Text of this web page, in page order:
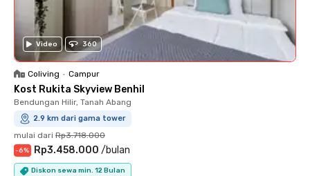
Video 360
Coliving • Campur
Kost Rukita Skyview Benhil
Bendungan Hilir, Tanah Abang
2.9 km dari gama tower
mulai dari Rp3.718.000
-6% Rp3.458.000 /bulan
Diskon sewa min. 12 Bulan